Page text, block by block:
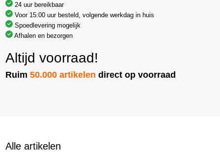
24 uur bereikbaar
Voor 15:00 uur besteld, volgende werkdag in huis
Spoedlevering mogelijk
Afhalen en bezorgen
Altijd voorraad!
Ruim50.000 artikelen direct op voorraad
Alle artikelen